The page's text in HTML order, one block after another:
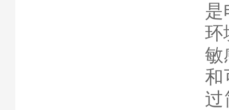
是
环
敏
和
过